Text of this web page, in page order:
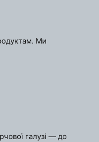
Ми
галузі — до